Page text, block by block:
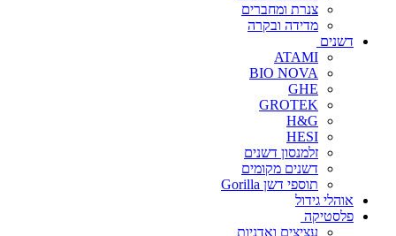
צנרת ומחברים
מדידה ובקרה
דשנים
ATAMI
BIO NOVA
GHE
GROTEK
H&G
HESI
זלמנסון דשנים
דשנים מקומים
תוספי דשן Gorilla
אוהלי גידול
פלסטיקה
עציצים ואדניות